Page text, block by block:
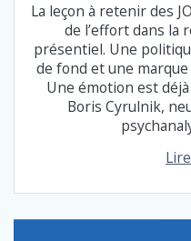
La leçon à retenir des
de l’effort dans la
présentiel. Une
de fond et une
Une émotion est
Boris Cyrulnik,